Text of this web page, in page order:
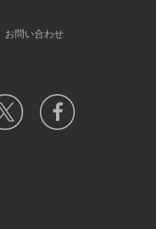
お問い合わせ